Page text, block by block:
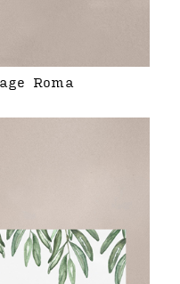
Roma